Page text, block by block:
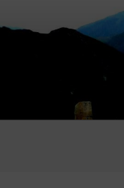
Inhalt